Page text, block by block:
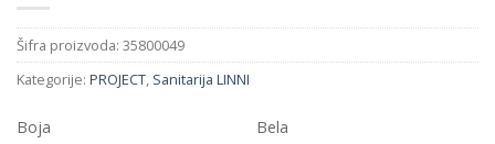
Šifra proizvoda: 35800049
Kategorije: PROJECT, Sanitarija LINNI
Boja
Bela